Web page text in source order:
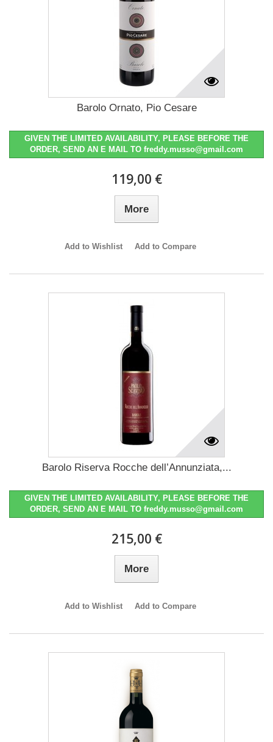
Barolo Ornato, Pio Cesare
GIVEN THE LIMITED AVAILABILITY, PLEASE BEFORE THE
ORDER, SEND AN E MAIL TO freddy.musso@gmail.com
119,00 €
More
Add to Wishlist Add to Compare
Barolo Riserva Rocche dell’Annunziata,...
GIVEN THE LIMITED AVAILABILITY, PLEASE BEFORE THE
ORDER, SEND AN E MAIL TO freddy.musso@gmail.com
215,00 €
More
Add to Wishlist Add to Compare